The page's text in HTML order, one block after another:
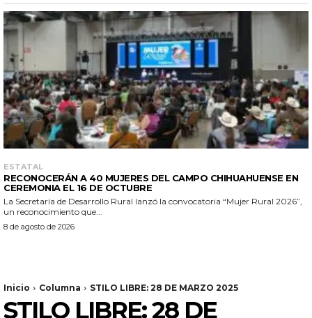
ESTATAL
RECONOCERÁN A 40 MUJERES DEL CAMPO CHIHUAHUENSE EN
CEREMONIA EL 16 DE OCTUBRE
La Secretaría de Desarrollo Rural lanzó la convocatoria “Mujer Rural 2026”,
un reconocimiento que...
8 de agosto de 2026